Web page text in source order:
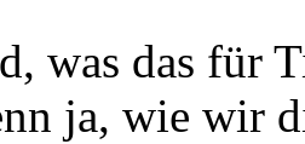
was das für
ja, wie wir